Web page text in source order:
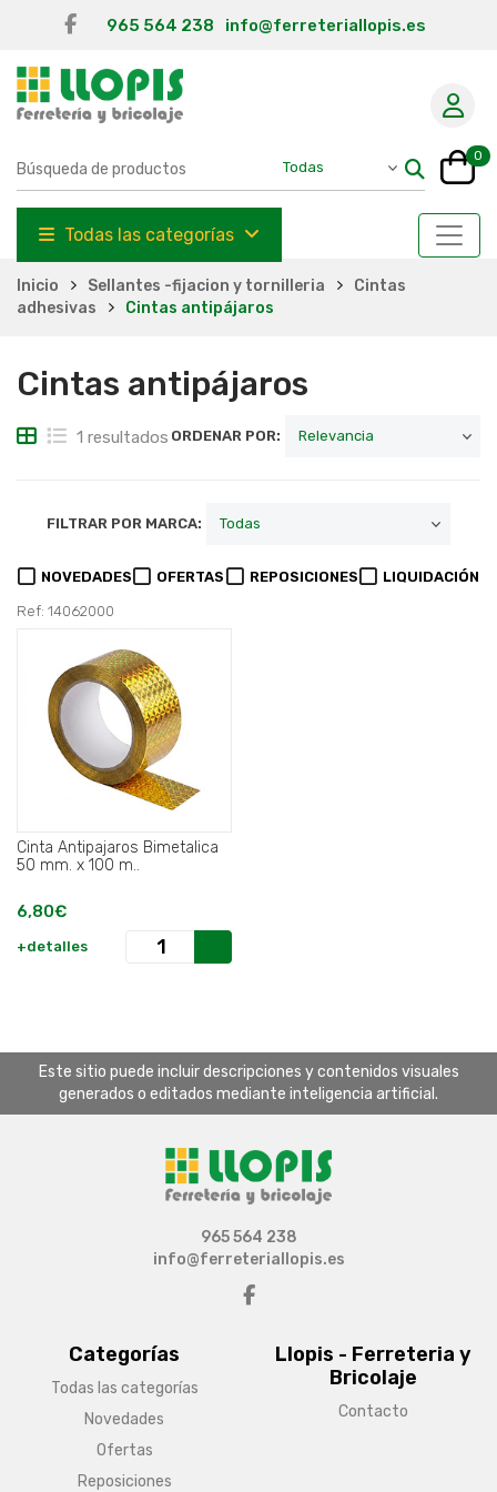
965 564 238 info@ferreteriallopis.es
0
Todas las categorías
Inicio Sellantes -fijacion y tornilleria
Cintas
adhesivas
Cintas antipájaros
Cintas antipájaros
1 resultados ORDENAR POR:
FILTRAR POR MARCA:
NOVEDADES OFERTAS REPOSICIONES LIQUIDACIÓN
Ref: 14062000
Cinta Antipajaros Bimetalica
50 mm. x 100 m..
6,80€
+detalles
Este sitio puede incluir descripciones y contenidos visuales
generados o editados mediante inteligencia artificial.
Categorías
Todas las categorías
Novedades
Ofertas
Reposiciones
Llopis - Ferreteria y
Bricolaje
Contacto
965 564 238
info@ferreteriallopis.es